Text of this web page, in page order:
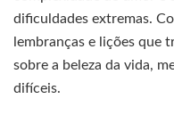
dificuldades extremas.
lembranças e lições que
sobre a beleza da vida,
difíceis.